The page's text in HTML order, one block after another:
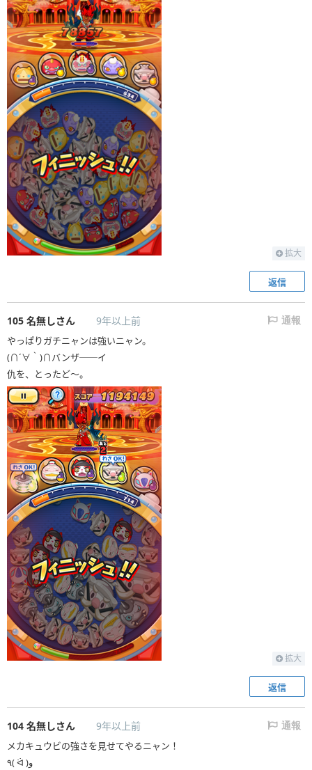
拡大
返信
105 名無しさん 9年以上前 通報
やっぱりガチニャンは強いニャン。
(∩´∀｀)∩バンザ──イ
仇を、とったど〜。
拡大
返信
104 名無しさん 9年以上前 通報
メカキュウビの強さを見せてやるニャン！
٩( ᐛ )و